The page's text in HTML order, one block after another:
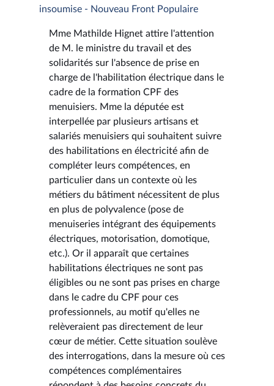
insoumise - Nouveau Front Populaire
Mme Mathilde Hignet attire l'attention
de M. le ministre du travail et des
solidarités sur l'absence de prise en
charge de l'habilitation électrique dans le
cadre de la formation CPF des
menuisiers. Mme la députée est
interpellée par plusieurs artisans et
salariés menuisiers qui souhaitent suivre
des habilitations en électricité afin de
compléter leurs compétences, en
particulier dans un contexte où les
métiers du bâtiment nécessitent de plus
en plus de polyvalence (pose de
menuiseries intégrant des équipements
électriques, motorisation, domotique,
etc.). Or il apparaît que certaines
habilitations électriques ne sont pas
éligibles ou ne sont pas prises en charge
dans le cadre du CPF pour ces
professionnels, au motif qu'elles ne
relèveraient pas directement de leur
cœur de métier. Cette situation soulève
des interrogations, dans la mesure où ces
compétences complémentaires